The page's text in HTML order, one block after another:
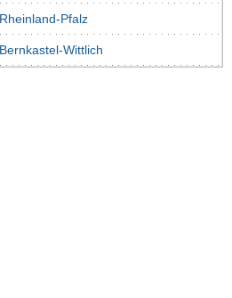
Rheinland-Pfalz
Bernkastel-Wittlich